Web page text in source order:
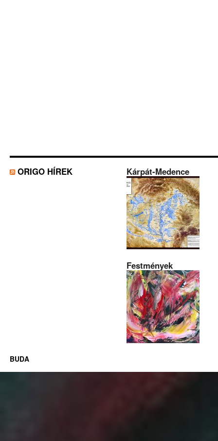
ORIGO HÍREK Kárpát-Medence
Festmények
BUDA